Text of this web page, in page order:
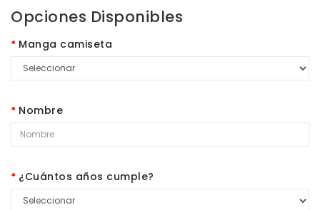
Opciones Disponibles
Manga camiseta
Nombre
¿Cuántos años cumple?